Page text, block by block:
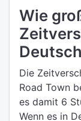
Wie
Die
Road Town
es damit 6
Wenn es in